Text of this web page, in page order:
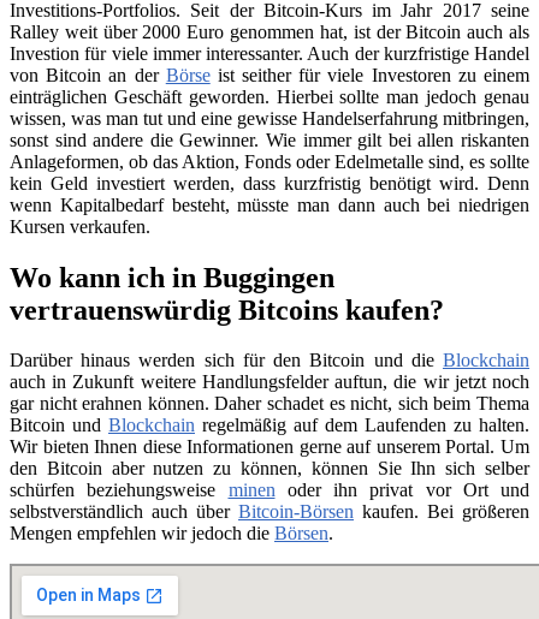
Investitions-Portfolios. Seit der Bitcoin-Kurs im Jahr 2017 seine
Ralley weit über 2000 Euro genommen hat, ist der Bitcoin auch als
Investion für viele immer interessanter. Auch der kurzfristige Handel
von Bitcoin an der Börseist seither für viele Investoren zu einem
einträglichen Geschäft geworden. Hierbei sollte man jedoch genau
wissen, was man tut und eine gewisse Handelserfahrung mitbringen,
sonst sind andere die Gewinner. Wie immer gilt bei allen riskanten
Anlageformen, ob das Aktion, Fonds oder Edelmetalle sind, es sollte
kein Geld investiert werden, dass kurzfristig benötigt wird. Denn
wenn Kapitalbedarf besteht, müsste man dann auch bei niedrigen
Kursen verkaufen.
Wo kann ich in Buggingen
vertrauenswürdig Bitcoins kaufen?
Darüber hinaus werden sich für den Bitcoin und die Blockchain
auch in Zukunft weitere Handlungsfelder auftun, die wir jetzt noch
gar nicht erahnen können. Daher schadet es nicht, sich beim Thema
Bitcoin und Blockchain regelmäßig auf dem Laufenden zu halten.
Wir bieten Ihnen diese Informationen gerne auf unserem Portal. Um
den Bitcoin aber nutzen zu können, können Sie Ihn sich selber
schürfen beziehungsweise minenoder ihn privat vor Ort und
selbstverständlich auch über Bitcoin-Börsen kaufen. Bei größeren
Mengen empfehlen wir jedoch die Börsen.